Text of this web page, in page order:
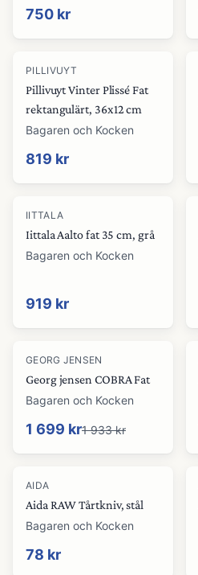
750 kr
PILLIVUYT
Pillivuyt Vinter Plissé Fat
rektangulärt, 36x12 cm
Bagaren och Kocken
819 kr
IITTALA
Iittala Aalto fat 35 cm, grå
Bagaren och Kocken
919 kr
-12%
GEORG JENSEN
Georg jensen COBRA Fat
Bagaren och Kocken
1 699 kr1 933 kr
AIDA
Aida RAW Tårtkniv, stål
Bagaren och Kocken
78 kr